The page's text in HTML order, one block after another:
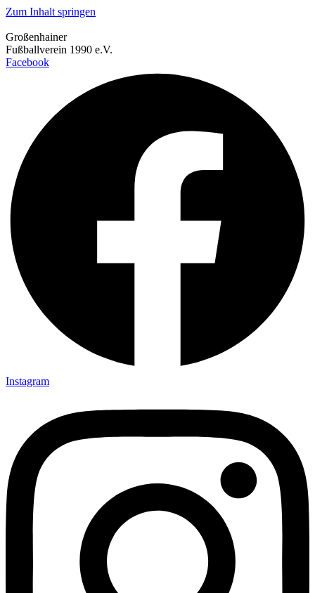
Zum Inhalt springen
Großenhainer
Fußballverein 1990 e.V.
Facebook
Instagram